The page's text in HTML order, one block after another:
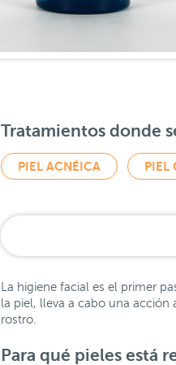
Tratamientos donde
PIEL ACNÉICA PIEL
La higiene facial es el primer
la piel, lleva a cabo una
rostro.
Para qué pieles está